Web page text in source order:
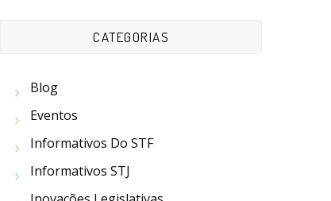
CATEGORIAS
Blog
Eventos
Informativos Do STF
Informativos STJ